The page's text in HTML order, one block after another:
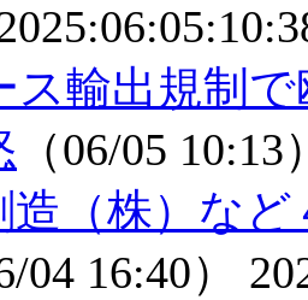
ス輸出規制
（06/05
造（株）な
04 16:40）